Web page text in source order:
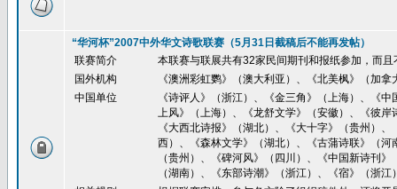
“华河杯”2007中外华文诗歌联赛（5月31日截稿后不能再发帖）
联赛简介
本联赛与联展共有32家民间期刊和报纸参加，而
国外机构
《澳洲彩虹鹦》（澳大利亚）、《北美枫》（加
中国单位
《诗评人》（浙江）、《金三角》（上海）、《
上风》（上海）、《龙舒文学》（安徽）、《彼
《大西北诗报》（湖北）、《大十字》（贵州）
西）、《森林文学》（湖北）、《古蒲诗联》（
（贵州）、《碑河风》（四川）、《中国新诗刊
（湖南）、《东部诗潮》（浙江）、《宿》（浙